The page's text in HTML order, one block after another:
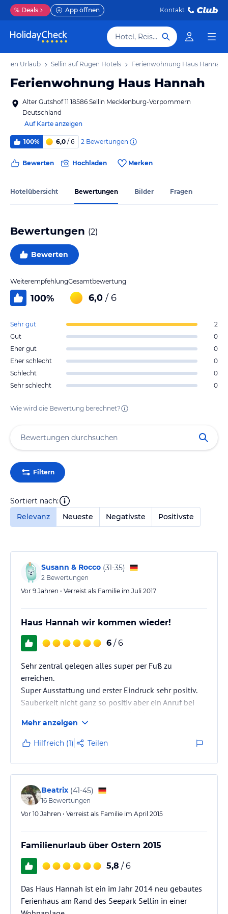
% Deals App öffnen Kontakt
Hotel, Reiseziel
Urlaub Sellin auf Rügen Hotels Ferienwohnung Haus Hannah
Ferienwohnung Haus Hannah
Alter Gutshof 11 18586 Sellin Mecklenburg-Vorpommern
Deutschland
Auf Karte anzeigen
100% 6,0 / 6 2 Bewertungen
Bewerten Hochladen Merken
Hotelübersicht Bewertungen Bilder Fragen
Bewertungen (2)
Bewerten
Weiterempfehlung
100%
Gesamtbewertung
6,0 / 6
Sehr gut
2
Gut
0
Eher gut
0
Eher schlecht
0
Schlecht
0
Sehr schlecht
0
Wie wird die Bewertung berechnet?
Filtern
Sortiert nach:
Relevanz
Neueste Negativste Positivste
Susann & Rocco (31-35)
2 Bewertungen
Vor 9 Jahren • Verreist als Familie im Juli 2017
Haus Hannah wir kommen wieder!
6 / 6
Sehr zentral gelegen alles super per Fuß zu
erreichen.
Super Ausstattung und erster Eindruck sehr positiv.
Sauberkeit nicht ganz so positiv aber ein Anruf bei
Leider in unserem Fall Baustelle vorm Haus.
Mehr anzeigen
Hilfreich (1) Teilen
Beatrix (41-45)
16 Bewertungen
Vor 10 Jahren • Verreist als Familie im April 2015
Familienurlaub über Ostern 2015
5,8 / 6
Das Haus Hannah ist ein im Jahr 2014 neu gebautes
Ferienhaus am Rand des Seepark Sellin in einer